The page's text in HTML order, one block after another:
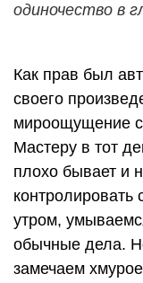
одиночество в
Как прав был
своего
мироощущение
Мастеру в тот
плохо бывает и
утром,
обычные дела.
замечаем